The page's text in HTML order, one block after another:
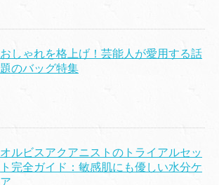
おしゃれを格上げ！芸能人が愛用する話
題のバッグ特集
オルビスアクアニストのトライアルセッ
ト完全ガイド：敏感肌にも優しい水分ケ
ア